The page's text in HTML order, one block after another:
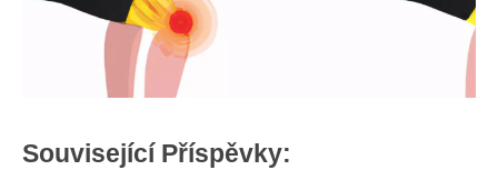
Související Příspěvky: